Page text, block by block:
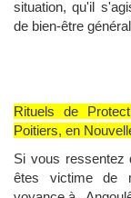
situation, qu'il
de bien-être
Rituels de
Poitiers, en
Si vous ressentez
êtes victime de